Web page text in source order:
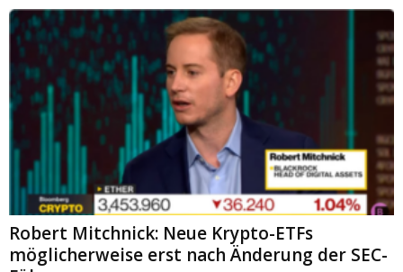
Robert Mitchnick: Neue Krypto-ETFs
möglicherweise erst nach Änderung der SEC-